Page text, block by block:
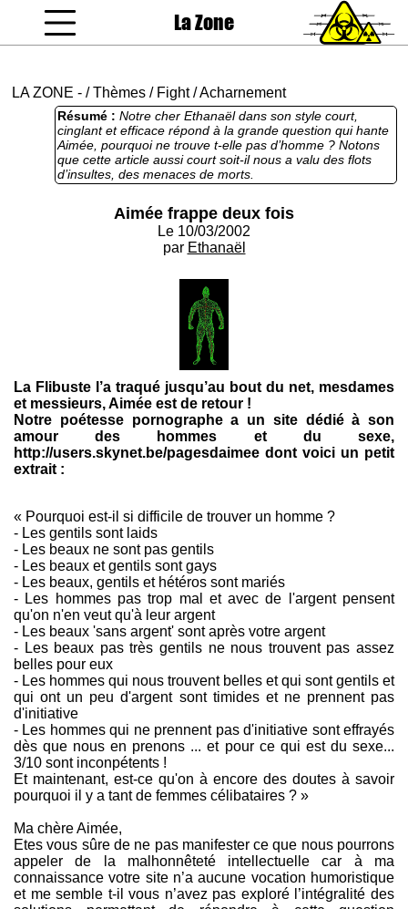
La Zone
LA ZONE - /Thèmes / Fight/Acharnement
Résumé : Notre cher Ethanaël dans son style court,
cinglant et efficace répond à la grande question qui hante
Aimée, pourquoi ne trouve t-elle pas d’homme ? Notons
que cette article aussi court soit-il nous a valu des flots
d’insultes, des menaces de morts.
Aimée frappe deux fois
Le 10/03/2002
par Ethanaël
La Flibuste l’a traqué jusqu’au bout du net, mesdames
et messieurs, Aimée est de retour !
Notre poétesse pornographe a un site dédié à son
amour des hommes et du sexe,
http://users.skynet.be/pagesdaimee dont voici un petit
extrait :
« Pourquoi est-il si difficile de trouver un homme ?
- Les gentils sont laids
- Les beaux ne sont pas gentils
- Les beaux et gentils sont gays
- Les beaux, gentils et hétéros sont mariés
- Les hommes pas trop mal et avec de l'argent pensent
qu'on n'en veut qu'à leur argent
- Les beaux 'sans argent' sont après votre argent
- Les beaux pas très gentils ne nous trouvent pas assez
belles pour eux
- Les hommes qui nous trouvent belles et qui sont gentils et
qui ont un peu d'argent sont timides et ne prennent pas
d'initiative
- Les hommes qui ne prennent pas d'initiative sont effrayés
dès que nous en prenons ... et pour ce qui est du sexe...
3/10 sont inconpétents !
Et maintenant, est-ce qu'on à encore des doutes à savoir
pourquoi il y a tant de femmes célibataires ? »
Ma chère Aimée,
Etes vous sûre de ne pas manifester ce que nous pourrons
appeler de la malhonnêteté intellectuelle car à ma
connaissance votre site n’a aucune vocation humoristique
et me semble t-il vous n’avez pas exploré l’intégralité des